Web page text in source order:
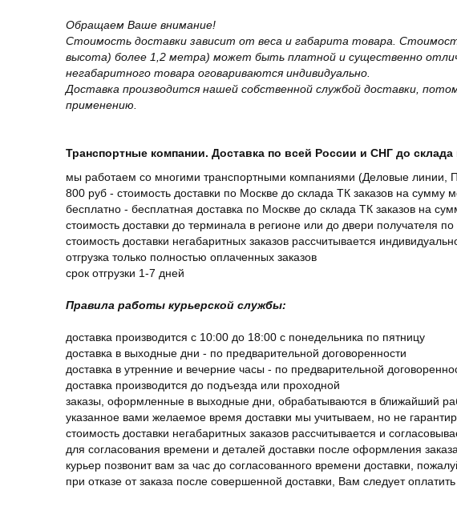
Обращаем Ваше внимание!
Стоимость доставки зависит от веса и габарита товара.
высота) более 1,2 метра) может быть платной и существенно
негабаритного товара оговариваются индивидуально.
Доставка производится нашей собственной службой доставки,
применению.
Транспортные компании. Доставка по всей России и СНГ до
мы работаем со многими транспортными компаниями (Деловые линии,
800 руб - стоимость доставки по Москве до склада ТК заказов на сумму
бесплатно - бесплатная доставка по Москве до склада ТК заказов на
стоимость доставки до терминала в регионе или до двери получателя
стоимость доставки негабаритных заказов рассчитывается
отгрузка только полностью оплаченных заказов
срок отгрузки 1-7 дней
Правила работы курьерской службы:
доставка производится с 10:00 до 18:00 с понедельника по пятницу
доставка в выходные дни - по предварительной договоренности
доставка в утренние и вечерние часы - по предварительной
доставка производится до подъезда или проходной
заказы, оформленные в выходные дни, обрабатываются в ближайший
указанное вами желаемое время доставки мы учитываем, но не
стоимость доставки негабаритных заказов рассчитывается и
для согласования времени и деталей доставки после оформления
курьер позвонит вам за час до согласованного времени доставки,
при отказе от заказа после совершенной доставки, Вам следует